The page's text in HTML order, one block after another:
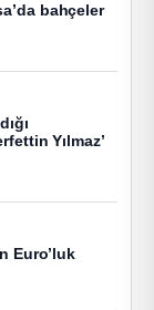
bahçeler
Yılmaz’
Euro’luk